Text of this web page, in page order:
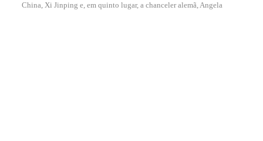
China, Xi Jinping e, em quinto lugar, a chanceler alemã, Angela